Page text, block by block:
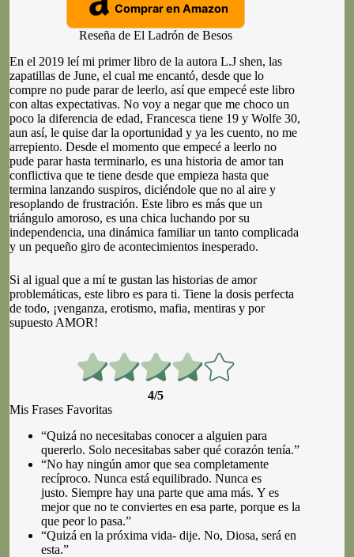
Comprar en Amazon
Reseña de El Ladrón de Besos
En el 2019 leí mi primer libro de la autora L.J shen, las
zapatillas de June, el cual me encantó, desde que lo
compre no pude parar de leerlo, así que empecé este libro
con altas expectativas. No voy a negar que me choco un
poco la diferencia de edad, Francesca tiene 19 y Wolfe 30,
aun así, le quise dar la oportunidad y ya les cuento, no me
arrepiento. Desde el momento que empecé a leerlo no
pude parar hasta terminarlo, es una historia de amor tan
conflictiva que te tiene desde que empieza hasta que
termina lanzando suspiros, diciéndole que no al aire y
resoplando de frustración. Este libro es más que un
triángulo amoroso, es una chica luchando por su
independencia, una dinámica familiar un tanto complicada
y un pequeño giro de acontecimientos inesperado.
Si al igual que a mí te gustan las historias de amor
problemáticas, este libro es para ti. Tiene la dosis perfecta
de todo, ¡venganza, erotismo, mafia, mentiras y por
supuesto AMOR!
4/5
Mis Frases Favoritas
“Quizá no necesitabas conocer a alguien para
quererlo. Solo necesitabas saber qué corazón tenía.”
“No hay ningún amor que sea completamente
recíproco. Nunca está equilibrado. Nunca es
justo. Siempre hay una parte que ama más. Y es
mejor que no te conviertes en esa parte, porque es la
que peor lo pasa.”
“Quizá en la próxima vida- dije. No, Diosa, será en
esta.”